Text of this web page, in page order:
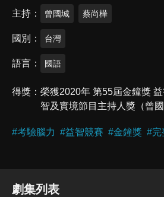
主持 曾國城 蔡尚樺
國別 台灣
語言 國語
得獎
榮獲2020年 第55屆金鐘獎
智及實境節目主持人獎（曾國
#考驗腦力 #益智競賽 #金鐘獎 #完
劇集列表